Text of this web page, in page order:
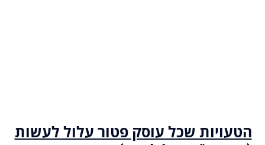
הטעויות שכל עוסק פטור עלול לעשות